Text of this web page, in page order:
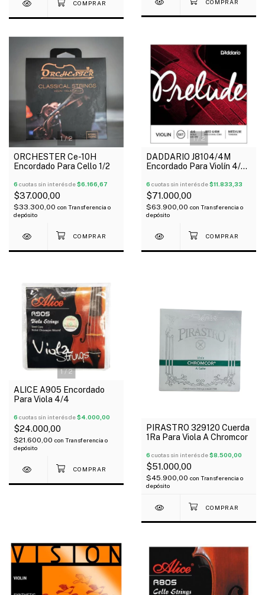
1/2
ORCHESTER Ce-10H
Encordado Para Cello 1/2
6 cuotas sin interés de$6.166,67
$37.000,00
$33.300,00 con Transferencia o
depósito
1/ 2
DADDARIO J8104/4M
Encordado Para Violín 4/4
6 cuotas sin interés de$11.833,33
$71.000,00
$63.900,00 con Transferencia o
depósito
1/2
ALICE A905 Encordado
Para Viola 4/4
6 cuotas sin interés de$4.000,00
$24.000,00
$21.600,00 con Transferencia o
depósito
PIRASTRO 329120 Cuerda
1Ra Para Viola A Chromcor
6 cuotas sin interés de$8.500,00
$51.000,00
$45.900,00 con Transferencia o
depósito